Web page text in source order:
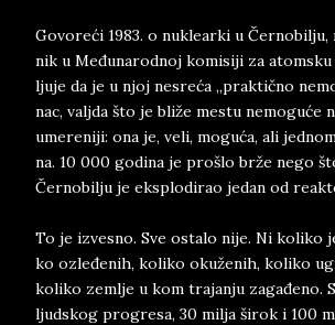
Go­vo­reći 1983. o nu­kle­ar­ki u
nik u Međuna­rod­noj ko­mi­si­ji za
lju­je da je u njoj ne­sreća „prak­tično
nac, valj­da što je bliže me­stu ne­mo­guće
ume­re­ni­ji: ona je, veli, mo­guća, ali
na. 10 000 go­di­na je prošlo brže nego
Če­rno­bil­ju ­je eks­plo­di­rao je­dan od
To je iz­ve­sno. Sve osta­lo nije. Ni
ko ozleđenih, ko­li­ko okuženih, ko­li­ko
ko­li­ko zem­lje u kom tra­jan­ju zagađeno.
ljud­skog pro­gre­sa, 30 mil­ja ši­rok i 100